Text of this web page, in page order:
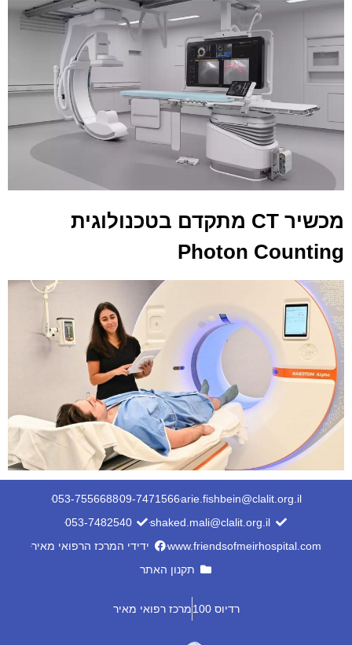
מכשיר CT מתקדם בטכנולוגית
Photon Counting
arie.fishbein@clalit.org.il
09-7471566
053-7556688
shaked.mali@clalit.org.il
053-7482540
www.friendsofmeirhospital.com
ידידי המרכז הרפואי מאיר
תקנון האתר
רדיוס 100 מרכז רפואי מאיר